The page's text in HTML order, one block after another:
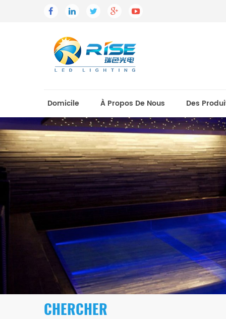
Domicile À Propos De Nous Des
CHERCHER